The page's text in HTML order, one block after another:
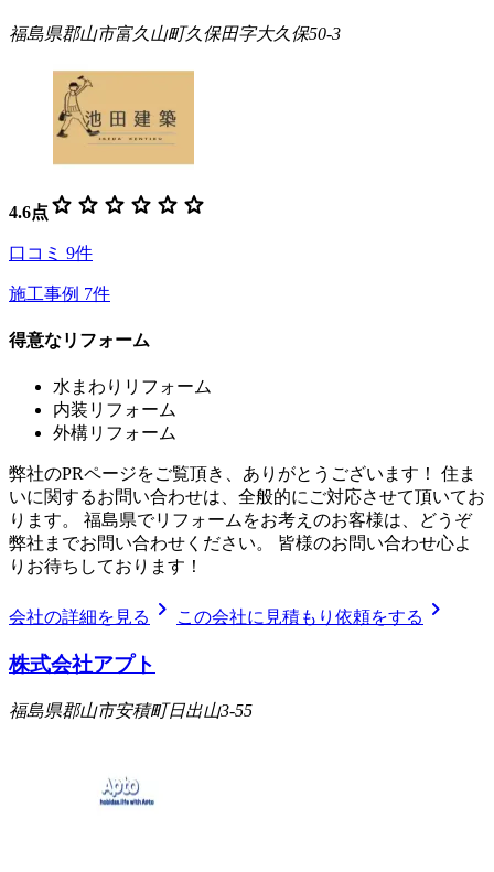
福島県郡山市富久山町久保田字大久保50-3
4.6点 star star star star star star
口コミ 9件
施工事例 7件
得意なリフォーム
水まわりリフォーム
内装リフォーム
外構リフォーム
弊社のPRページをご覧頂き、ありがとうございます！ 住ま
いに関するお問い合わせは、全般的にご対応させて頂いてお
ります。 福島県でリフォームをお考えのお客様は、どうぞ
弊社までお問い合わせください。 皆様のお問い合わせ心よ
りお待ちしております！
会社の詳細を見る chevron_right この会社に見積もり依頼をする chevron_right
株式会社アプト
福島県郡山市安積町日出山3-55